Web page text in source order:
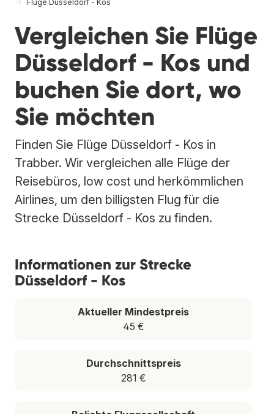
Flüge Düsseldorf - Kos
Vergleichen Sie Flüge
Düsseldorf - Kos und
buchen Sie dort, wo
Sie möchten
Finden Sie Flüge Düsseldorf - Kos in
Trabber. Wir vergleichen alle Flüge der
Reisebüros, low cost und herkömmlichen
Airlines, um den billigsten Flug für die
Strecke Düsseldorf - Kos zu finden.
Informationen zur Strecke
Düsseldorf - Kos
Aktueller Mindestpreis
45 €
Durchschnittspreis
281 €